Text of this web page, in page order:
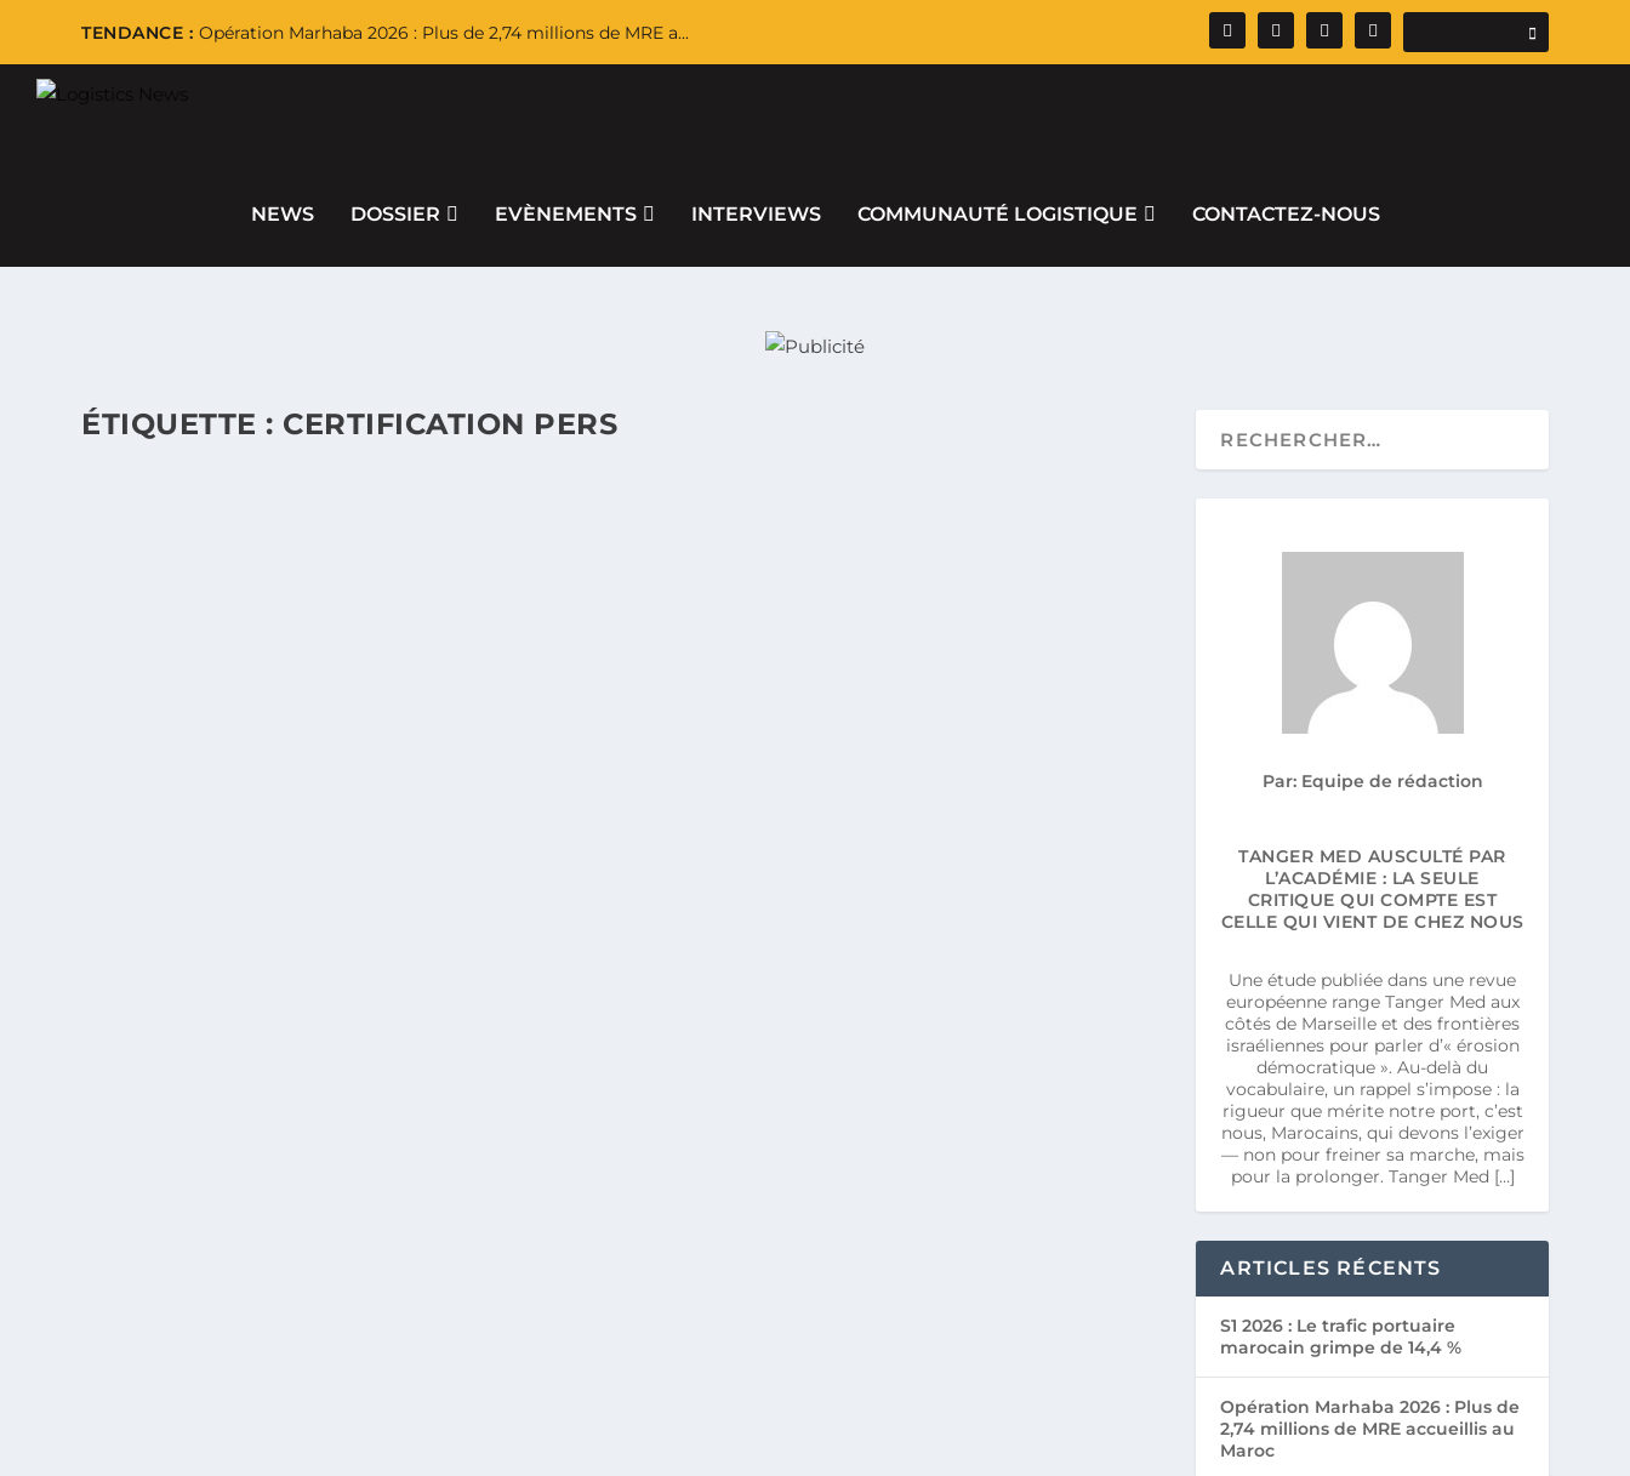
TENDANCE : Opération Marhaba 2026 : Plus de 2,74 millions de MRE a...
NEWS DOSSIER EVÈNEMENTS INTERVIEWS COMMUNAUTÉ LOGISTIQUE CONTACTEZ-NOUS
ÉTIQUETTE : CERTIFICATION PERS
Par: Equipe de rédaction
TANGER MED AUSCULTÉ PAR
L’ACADÉMIE : LA SEULE
CRITIQUE QUI COMPTE EST
CELLE QUI VIENT DE CHEZ NOUS
Une étude publiée dans une revue
européenne range Tanger Med aux
côtés de Marseille et des frontières
israéliennes pour parler d’« érosion
démocratique ». Au-delà du
vocabulaire, un rappel s’impose : la
rigueur que mérite notre port, c’est
nous, Marocains, qui devons l’exiger
— non pour freiner sa marche, mais
pour la prolonger. Tanger Med […]
ARTICLES RÉCENTS
S1 2026 : Le trafic portuaire
marocain grimpe de 14,4 %
Opération Marhaba 2026 : Plus de
2,74 millions de MRE accueillis au
Maroc